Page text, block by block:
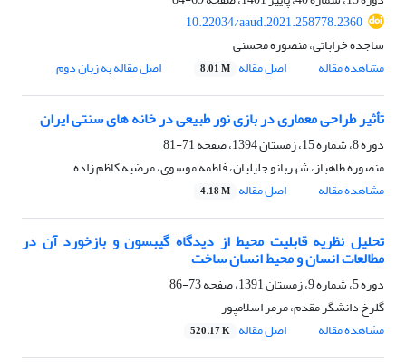
10.22034/aaud.2021.258778.2360
ساجده خراباتی، منصوره محسنی
مشاهده مقاله
اصل مقاله 8.01 M اصل مقاله به زبان دوم
تأثیر طراحی معماری در بازی نور طبیعی در خانه های سنتی ایران
دوره 8، شماره 15، زمستان 1394، صفحه
71-81
منصوره طاهباز، شهربانو جلیلیان، فاطمه موسوی، مرضیه کاظم زاده
مشاهده مقاله
اصل مقاله 4.18 M
تحلیل نظریه قابلیت محیط از دیدگاه گیبسون و بازخورد آن در
مطالعات انسان و محیط انسان ساخت
دوره 5، شماره 9، زمستان 1391، صفحه
73-86
گلرخ دانشگر مقدم، مرمر اسلامپور
مشاهده مقاله
اصل مقاله 520.17 K